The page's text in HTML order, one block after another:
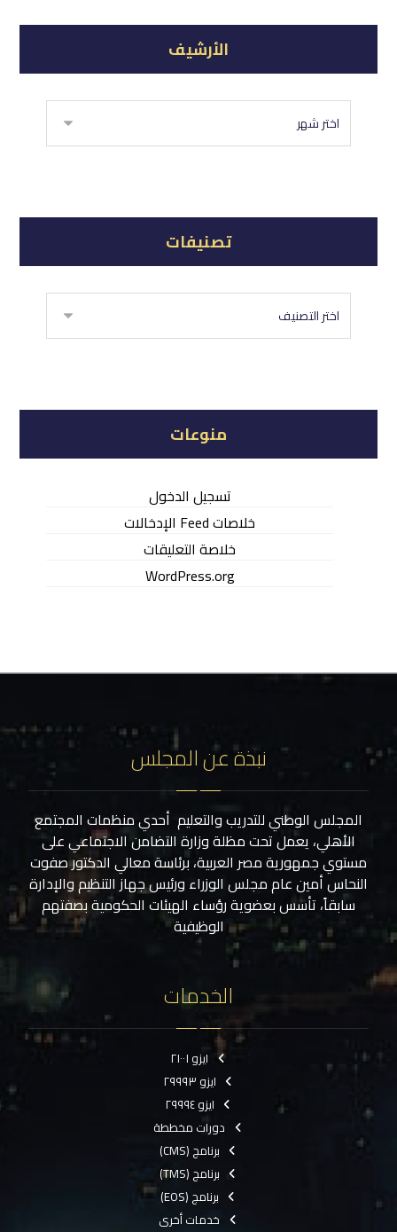
الأرشيف
تصنيفات
منوعات
تسجيل الدخول
خلاصات Feed الإدخالات
خلاصة التعليقات
WordPress.org
نبذة عن المجلس
المجلس الوطني للتدريب والتعليم أحدي منظمات المجتمع
الأهلي، يعمل تحت مظلة وزارة التضامن الاجتماعي على
مستوي جمهورية مصر العربية، برئاسة معالي الدكتور صفوت
النحاس أمين عام مجلس الوزراء ورئيس جهاز التنظيم والإدارة
سابقاً، تأسس بعضوية رؤساء الهيئات الحكومية بصفتهم
الوظيفية
الخدمات
ايزو ٢١٠٠١
ايزو ٢٩٩٩٣
ايزو ٢٩٩٩٤
دورات مخططة
برنامج (CMS)
برنامج (TMS)
برنامج (EOS)
خدمات أخرى